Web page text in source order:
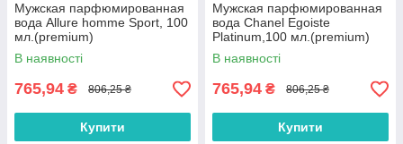
Мужская парфюмированная
вода Allure homme Sport, 100
мл.(premium)
В наявності
765,94 ₴ 806,25 ₴
Купити
Мужская парфюмированная
вода Chanel Egoiste
Platinum,100 мл.(premium)
В наявності
765,94 ₴ 806,25 ₴
Купити